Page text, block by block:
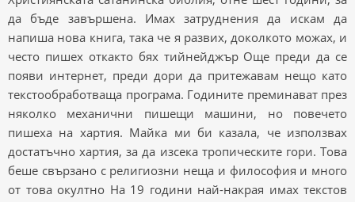
да бъде завършена. Имах затруднения да искам да
напиша нова книга, така че я развих, доколкото можах, и
често пишех откакто бях тийнейджър Още преди да се
появи интернет, преди дори да притежавам нещо като
текстообработваща програма. Годините преминават през
няколко механични пишещи машини, но повечето
пишеха на хартия. Майка ми би казала, че използвах
достатъчно хартия, за да изсека тропическите гори. Това
беше свързано с религиозни неща и философия и много
от това окултно На 19 години най-накрая имах текстов